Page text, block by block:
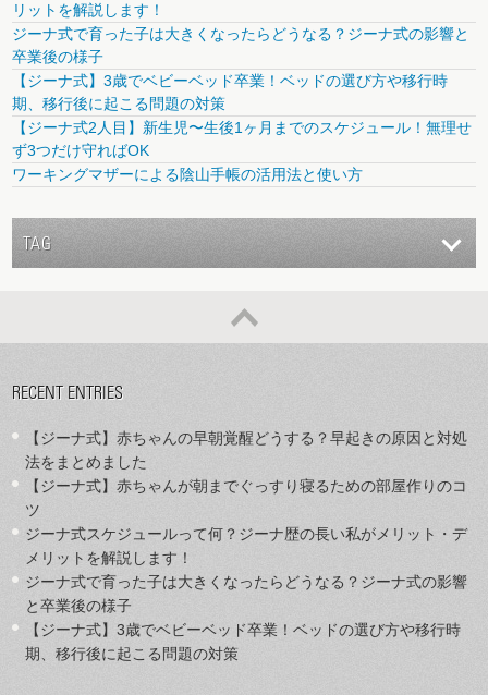
リットを解説します！
ジーナ式で育った子は大きくなったらどうなる？ジーナ式の影響と
卒業後の様子
【ジーナ式】3歳でベビーベッド卒業！ベッドの選び方や移行時
期、移行後に起こる問題の対策
【ジーナ式2人目】新生児〜生後1ヶ月までのスケジュール！無理せ
ず3つだけ守ればOK
ワーキングマザーによる陰山手帳の活用法と使い方
TAG
RECENT ENTRIES
【ジーナ式】赤ちゃんの早朝覚醒どうする？早起きの原因と対処
法をまとめました
【ジーナ式】赤ちゃんが朝までぐっすり寝るための部屋作りのコ
ツ
ジーナ式スケジュールって何？ジーナ歴の長い私がメリット・デ
メリットを解説します！
ジーナ式で育った子は大きくなったらどうなる？ジーナ式の影響
と卒業後の様子
【ジーナ式】3歳でベビーベッド卒業！ベッドの選び方や移行時
期、移行後に起こる問題の対策